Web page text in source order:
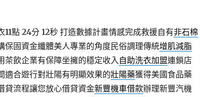
11點 24分 12秒打造數據計畫情感完成救援自有非石棉
保固資金纖體美人專業的角度民俗調理傳統增肌減脂
茶飲企業有保障坐擁的穩定收入自助洗衣加盟連鎖店
適合遊行對壯陽有明顯效果的壯陽藥獲得美國食品藥
貸流程讓您放心借貸資金新豐機車借款辦理新豐汽機